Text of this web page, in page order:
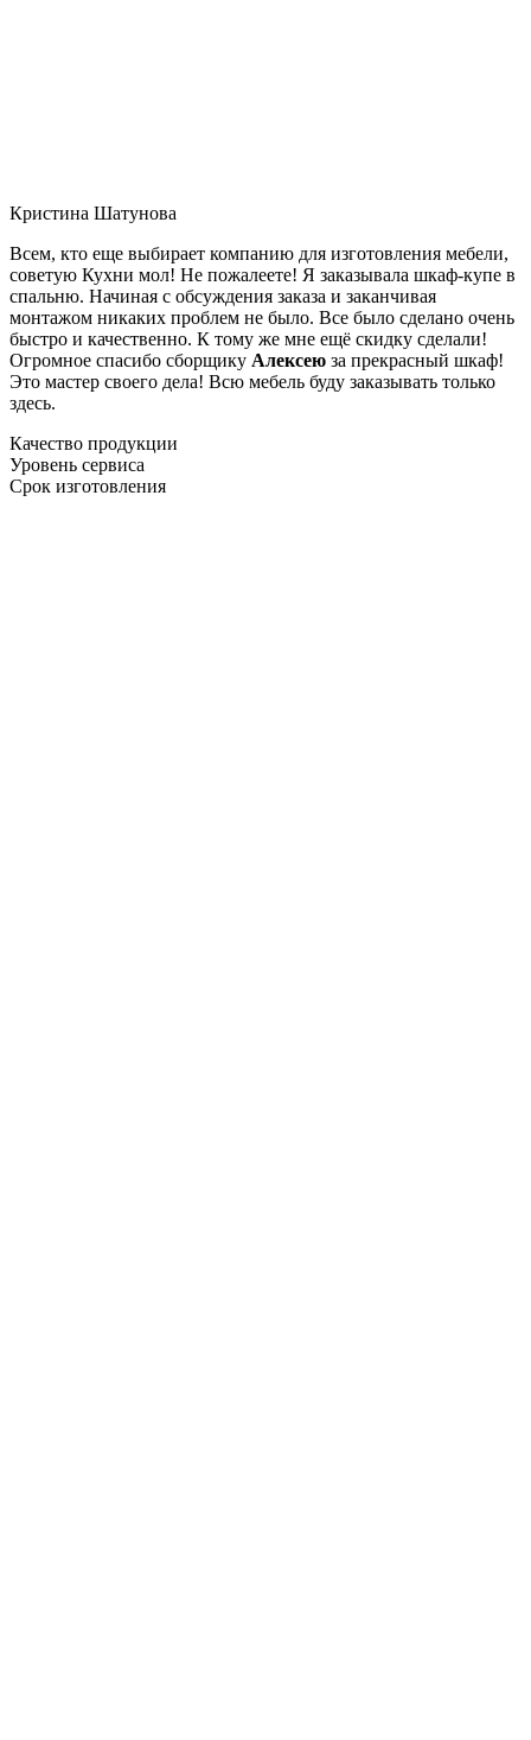
Кристина Шатунова
Всем, кто еще выбирает компанию для изготовления мебели,
советую Кухни мол! Не пожалеете! Я заказывала шкаф-купе в
спальню. Начиная с обсуждения заказа и заканчивая
монтажом никаких проблем не было. Все было сделано очень
быстро и качественно. К тому же мне ещё скидку сделали!
Огромное спасибо сборщику Алексею за прекрасный шкаф!
Это мастер своего дела! Всю мебель буду заказывать только
здесь.
Качество продукции
Уровень сервиса
Срок изготовления